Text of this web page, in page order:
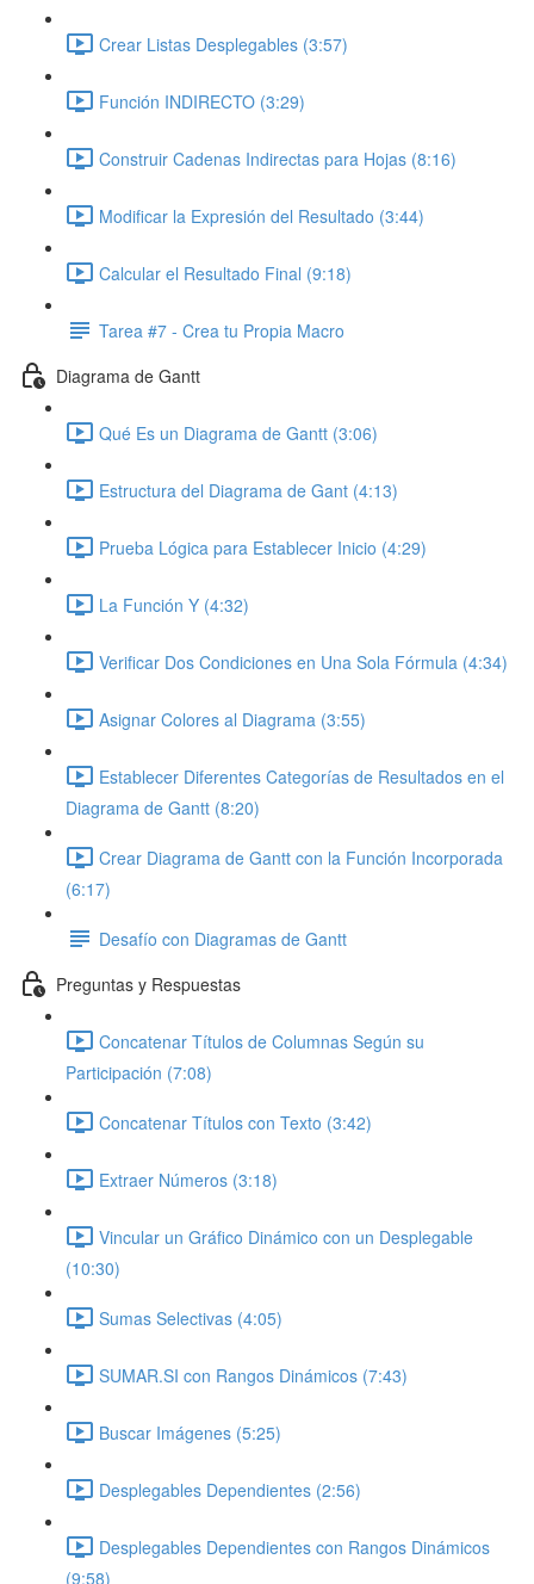
Crear Listas Desplegables (3:57)
Función INDIRECTO (3:29)
Construir Cadenas Indirectas para Hojas (8:16)
Modificar la Expresión del Resultado (3:44)
Calcular el Resultado Final (9:18)
Tarea #7 - Crea tu Propia Macro
Diagrama de Gantt
Qué Es un Diagrama de Gantt (3:06)
Estructura del Diagrama de Gant (4:13)
Prueba Lógica para Establecer Inicio (4:29)
La Función Y (4:32)
Verificar Dos Condiciones en Una Sola Fórmula (4:34)
Asignar Colores al Diagrama (3:55)
Establecer Diferentes Categorías de Resultados en el
Diagrama de Gantt (8:20)
Crear Diagrama de Gantt con la Función Incorporada
(6:17)
Desafío con Diagramas de Gantt
Preguntas y Respuestas
Concatenar Títulos de Columnas Según su
Participación (7:08)
Concatenar Títulos con Texto (3:42)
Extraer Números (3:18)
Vincular un Gráfico Dinámico con un Desplegable
(10:30)
Sumas Selectivas (4:05)
SUMAR.SI con Rangos Dinámicos (7:43)
Buscar Imágenes (5:25)
Desplegables Dependientes (2:56)
Desplegables Dependientes con Rangos Dinámicos
(9:58)